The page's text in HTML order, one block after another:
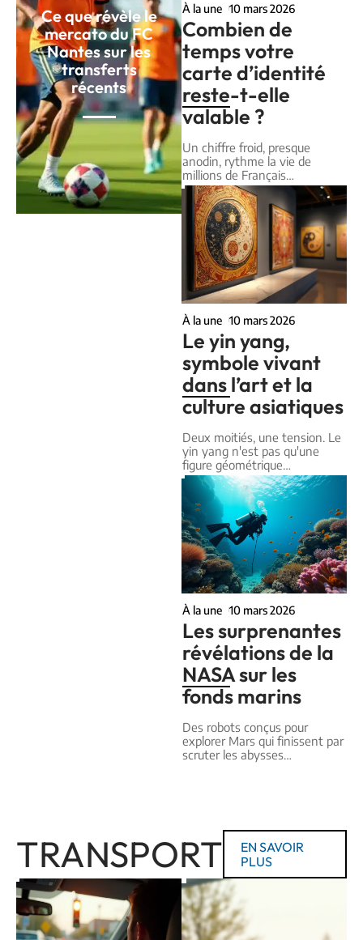
Ce que révèle le
mercato du FC
Nantes sur les
transferts
récents
À la une 10 mars 2026
Combien de
temps votre
carte d’identité
reste-t-elle
valable ?
Un chiffre froid, presque
anodin, rythme la vie de
millions de Français…
À la une 10 mars 2026
Le yin yang,
symbole vivant
dans l’art et la
culture asiatiques
Deux moitiés, une tension. Le
yin yang n'est pas qu'une
figure géométrique…
À la une 10 mars 2026
Les surprenantes
révélations de la
NASA sur les
fonds marins
Des robots conçus pour
explorer Mars qui finissent par
scruter les abysses
TRANSPORT
EN SAVOIR
PLUS